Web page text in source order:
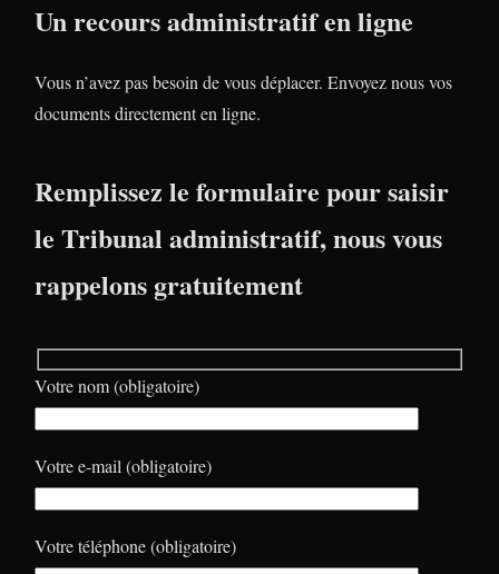
Un recours administratif en ligne
Vous n’avez pas besoin de vous déplacer. Envoyez nous vos
documents directement en ligne.
Remplissez le formulaire pour saisir
le Tribunal administratif, nous vous
rappelons gratuitement
Votre nom (obligatoire)
Votre e-mail (obligatoire)
Votre téléphone (obligatoire)